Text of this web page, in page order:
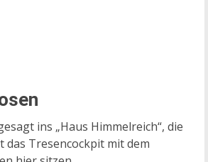
ins „Haus Himmelreich“, die
das Tresencockpit mit dem